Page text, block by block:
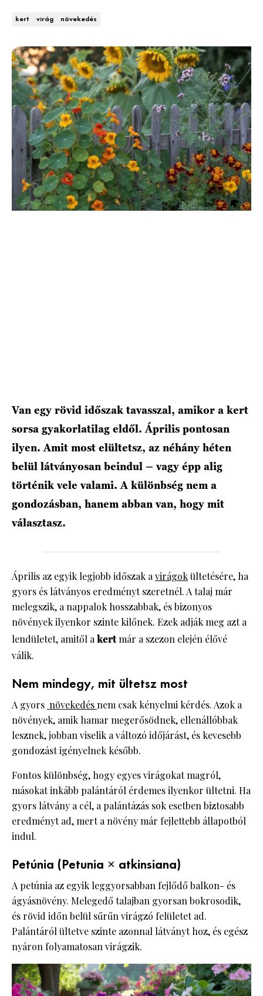
kert virág növekedés
Van egy rövid időszak tavasszal, amikor a kert
sorsa gyakorlatilag eldől. Április pontosan
ilyen. Amit most elültetsz, az néhány héten
belül látványosan beindul – vagy épp alig
történik vele valami. A különbség nem a
gondozásban, hanem abban van, hogy mit
választasz.
Április az egyik legjobb időszak a virágokültetésére, ha
gyors és látványos eredményt szeretnél. A talaj már
melegszik, a nappalok hosszabbak, és bizonyos
növények ilyenkor szinte kilőnek. Ezek adják meg azt a
lendületet, amitől a kertmár a szezon elején élővé
válik.
Nem mindegy, mit ültetsz most
A gyors növekedésnem csak kényelmi kérdés. Azok a
növények, amik hamar megerősödnek, ellenállóbbak
lesznek, jobban viselik a változó időjárást, és kevesebb
gondozást igényelnek később.
Fontos különbség, hogy egyes virágokat magról,
másokat inkább palántáról érdemes ilyenkor ültetni. Ha
gyors látvány a cél, a palántázás sok esetben biztosabb
eredményt ad, mert a növény már fejlettebb állapotból
indul.
Petúnia (Petunia × atkinsiana)
A petúnia az egyik leggyorsabban fejlődő balkon- és
ágyásnövény. Melegedő talajban gyorsan bokrosodik,
és rövid időn belül sűrűn virágzó felületet ad.
Palántáról ültetve szinte azonnal látványt hoz, és egész
nyáron folyamatosan virágzik.